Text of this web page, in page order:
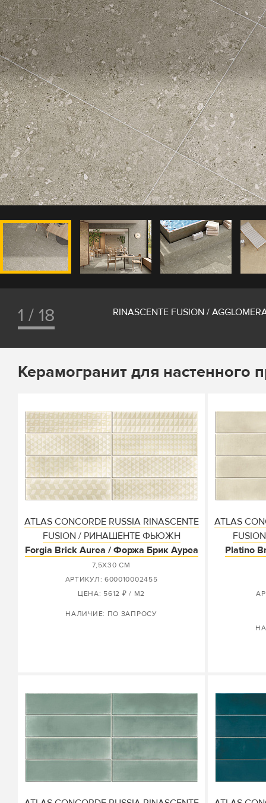
1 / 18 RINASCENTE FUSION /
Керамогранит для настенного
ATLAS CONCORDE RUSSIA RINASCENTE
FUSION / РИНАШЕНТЕ ФЬЮЖН
Forgia Brick Aurea / Форжа Брик Ауреа
7,5X30 СМ
АРТИКУЛ: 600010002455
ЦЕНА: 5612 ₽ / М2
НАЛИЧИЕ: ПО ЗАПРОСУ
ATLAS
Platino